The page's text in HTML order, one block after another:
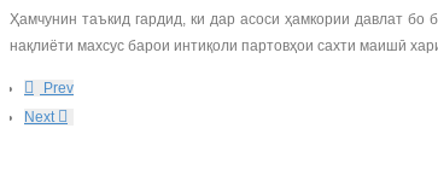
Ҳамчунин таъкид гардид, ки дар асоси ҳамкории давлат
нақлиёти махсус барои интиқоли партовҳои сахти маишӣ
Prev
Next